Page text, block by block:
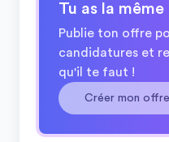
Tu as la
Publie ton offre
candidatures et
qu'il te faut !
Créer mon offre